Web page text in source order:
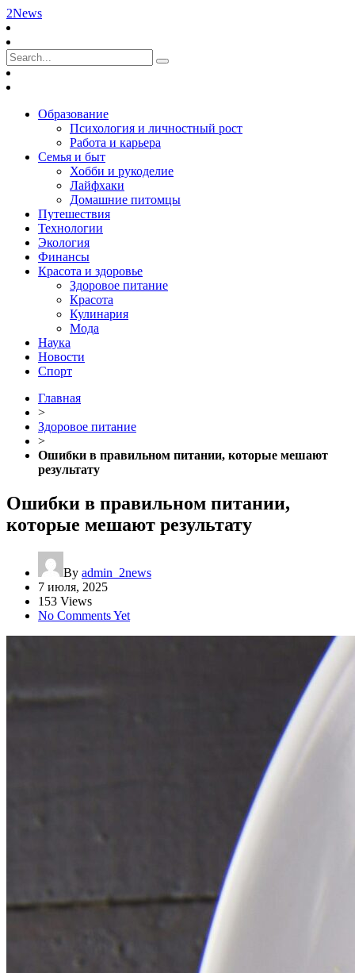
2News
Образование
Психология и личностный рост
Работа и карьера
Семья и быт
Хобби и рукоделие
Лайфхаки
Домашние питомцы
Путешествия
Технологии
Экология
Финансы
Красота и здоровье
Здоровое питание
Красота
Кулинария
Мода
Наука
Новости
Спорт
Главная
>
Здоровое питание
>
Ошибки в правильном питании, которые мешают
результату
Ошибки в правильном питании,
которые мешают результату
By admin_2news
7 июля, 2025
153 Views
No Comments Yet